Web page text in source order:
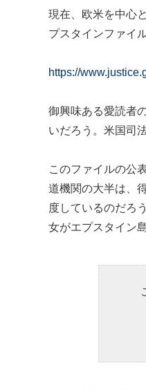
現在、欧米を中心
プスタインファイ
https://
御興味ある愛読者
いだろう。米国司
このファイルの公
道機関の大半は、
度しているのだろ
女がエプスタイン